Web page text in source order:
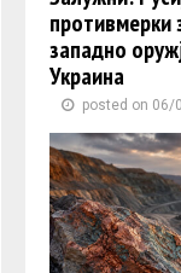
противмерки
западно
Украина
posted on 06/